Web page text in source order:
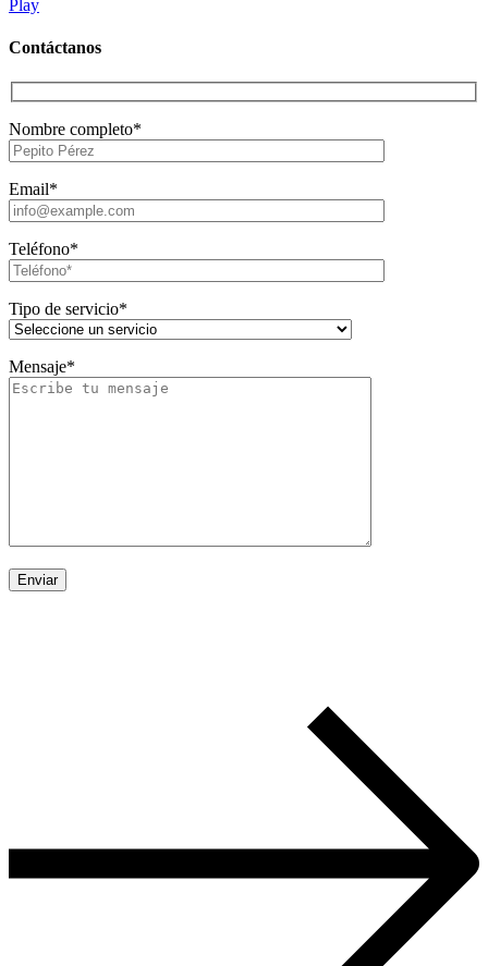
Play
Contáctanos
Nombre completo*
Email*
Teléfono*
Tipo de servicio*
Mensaje*